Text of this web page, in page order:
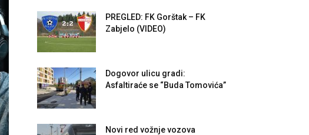
PREGLED: FK Gorštak – FK
Zabjelo (VIDEO)
Dogovor ulicu gradi:
Asfaltiraće se “Buda Tomovića”
Novi red vožnje vozova